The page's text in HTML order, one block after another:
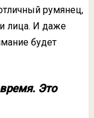
румянец,
лица. И даже
будет
Это